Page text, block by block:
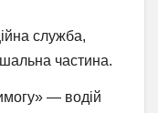
служба,
частина.
— водій